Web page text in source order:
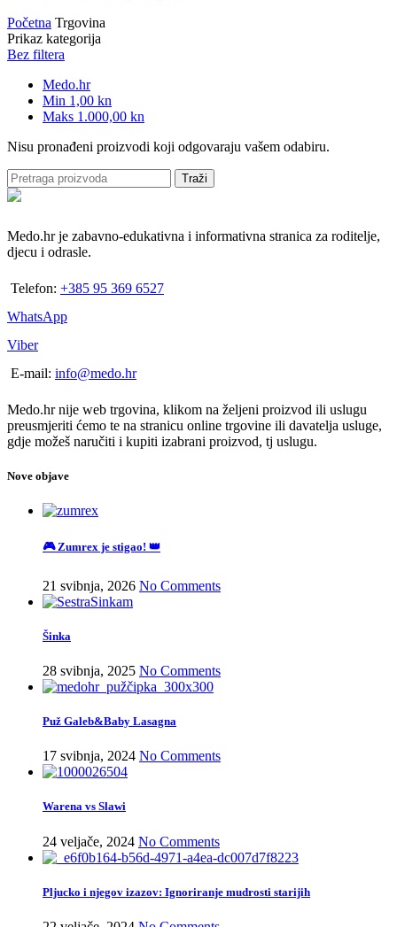
Početna Trgovina
Prikaz kategorija
Bez filtera
Medo.hr
Min 1,00 kn
Maks 1.000,00 kn
Nisu pronađeni proizvodi koji odgovaraju vašem odabiru.
Traži
Medo.hr je zabavno-edukativna i informativna stranica za roditelje,
djecu i odrasle.
Telefon: +385 95 369 6527
WhatsApp
Viber
E-mail: info@medo.hr
Medo.hr nije web trgovina, klikom na željeni proizvod ili uslugu
preusmjeriti ćemo te na stranicu online trgovine ili davatelja usluge,
gdje možeš naručiti i kupiti izabrani proizvod, tj uslugu.
Nove objave
🎮 Zumrex je stigao! 👑
21 svibnja, 2026 No Comments
Šinka
28 svibnja, 2025 No Comments
Puž Galeb&Baby Lasagna
17 svibnja, 2024 No Comments
Warena vs Slawi
24 veljače, 2024 No Comments
Pljucko i njegov izazov: Ignoriranje mudrosti starijih